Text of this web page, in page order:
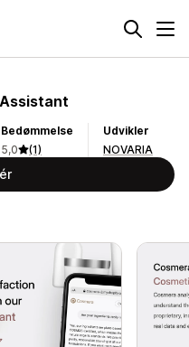
Bedømmelse
5,0
(1)
Udvikler
NOVARIA